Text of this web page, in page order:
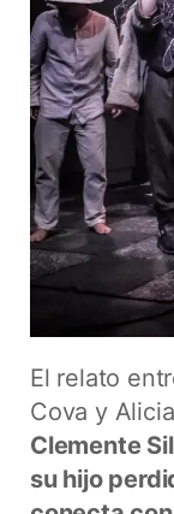
El relato
Cova y Alicia
Clemente
su hijo